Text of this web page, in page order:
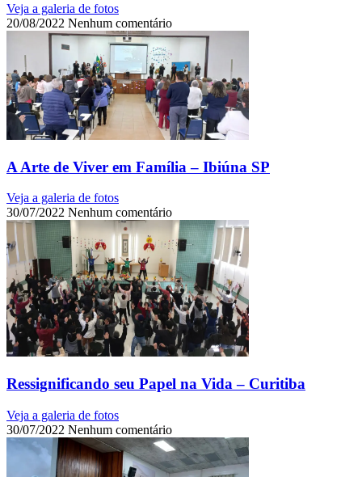
Veja a galeria de fotos
20/08/2022 Nenhum comentário
A Arte de Viver em Família – Ibiúna SP
Veja a galeria de fotos
30/07/2022 Nenhum comentário
Ressignificando seu Papel na Vida – Curitiba
Veja a galeria de fotos
30/07/2022 Nenhum comentário